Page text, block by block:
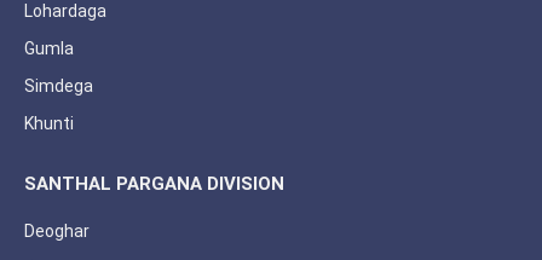
Lohardaga
Gumla
Simdega
Khunti
SANTHAL PARGANA DIVISION
Deoghar